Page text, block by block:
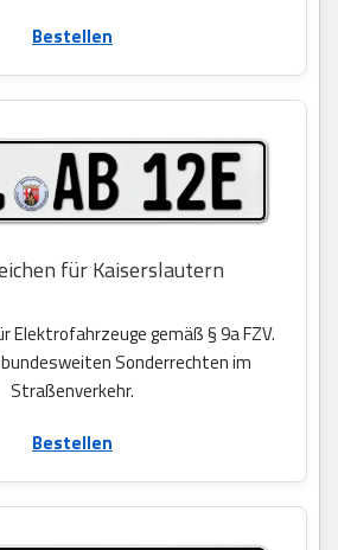
Bestellen
für Kaiserslautern
Elektrofahrzeuge gemäß § 9a FZV.
Sonderrechten im
Straßenverkehr.
Bestellen